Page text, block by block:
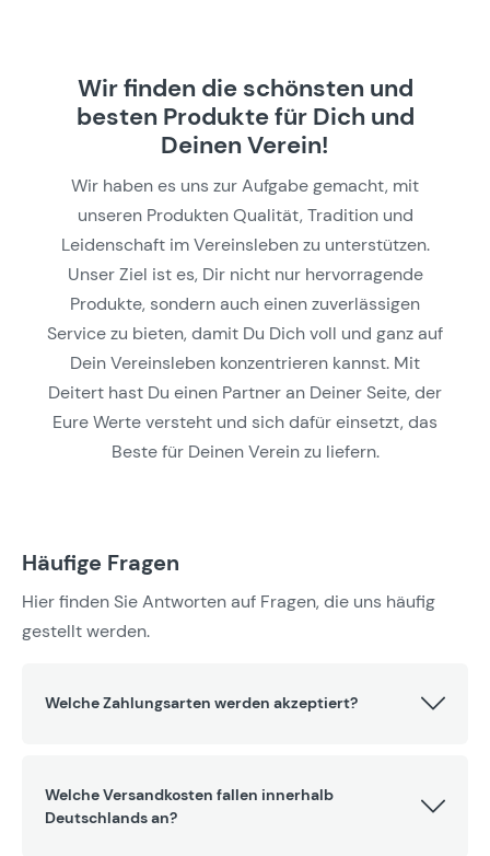
Wir finden die schönsten und
besten Produkte für Dich und
Deinen Verein!
Wir haben es uns zur Aufgabe gemacht, mit
unseren Produkten Qualität, Tradition und
Leidenschaft im Vereinsleben zu unterstützen.
Unser Ziel ist es, Dir nicht nur hervorragende
Produkte, sondern auch einen zuverlässigen
Service zu bieten, damit Du Dich voll und ganz auf
Dein Vereinsleben konzentrieren kannst. Mit
Deitert hast Du einen Partner an Deiner Seite, der
Eure Werte versteht und sich dafür einsetzt, das
Beste für Deinen Verein zu liefern.
Häufige Fragen
Hier finden Sie Antworten auf Fragen, die uns häufig
gestellt werden.
Welche Zahlungsarten werden akzeptiert?
Welche Versandkosten fallen innerhalb
Deutschlands an?